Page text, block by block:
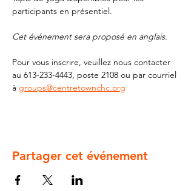
participants en présentiel.
Cet événement sera proposé en anglais.
Pour vous inscrire, veuillez nous contacter
au 613-233-4443, poste 2108 ou par courriel
à groups@centretownchc.org
Partager cet événement